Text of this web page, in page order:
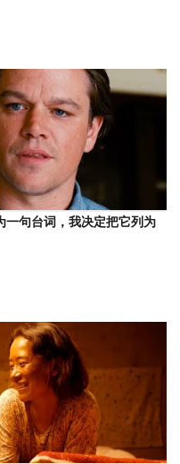
一句台词，我决定把它列为